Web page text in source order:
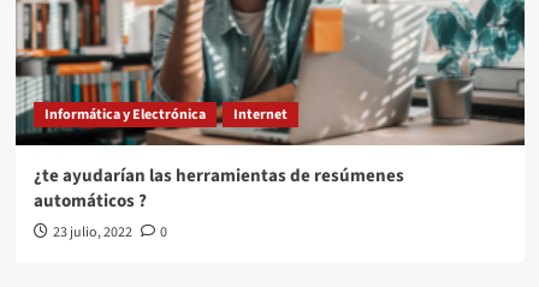
Informática y Electrónica Internet
¿te ayudarían las herramientas de resúmenes
automáticos ?
23 julio, 2022 0